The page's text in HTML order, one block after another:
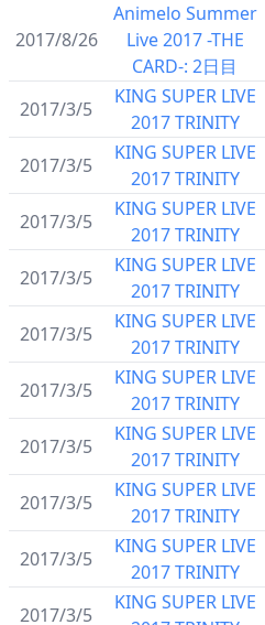
2017/8/26
Animelo Summer
Live 2017 -THE
CARD-: 2日目
2017/3/5
KING SUPER LIVE
2017 TRINITY
2017/3/5
KING SUPER LIVE
2017 TRINITY
2017/3/5
KING SUPER LIVE
2017 TRINITY
2017/3/5
KING SUPER LIVE
2017 TRINITY
2017/3/5
KING SUPER LIVE
2017 TRINITY
2017/3/5
KING SUPER LIVE
2017 TRINITY
2017/3/5
KING SUPER LIVE
2017 TRINITY
2017/3/5
KING SUPER LIVE
2017 TRINITY
2017/3/5
KING SUPER LIVE
2017 TRINITY
2017/3/5
KING SUPER LIVE